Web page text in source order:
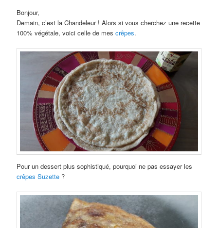
Bonjour,
Demain, c’est la Chandeleur ! Alors si vous cherchez une recette
100% végétale, voici celle de mescrêpes.
Pour un dessert plus sophistiqué, pourquoi ne pas essayer les
crêpes Suzette ?